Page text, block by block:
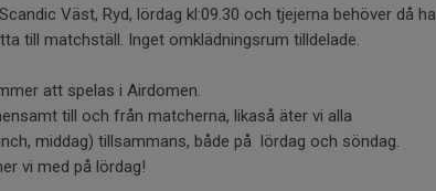
Väst, Ryd, lördag kl:09.30 och tjejerna behöver då ha
till matchställ. Inget omklädningsrum tilldelade.
att spelas i Airdomen.
till och från matcherna, likaså äter vi alla
middag) tillsammans, både på lördag och söndag.
vi med på lördag!